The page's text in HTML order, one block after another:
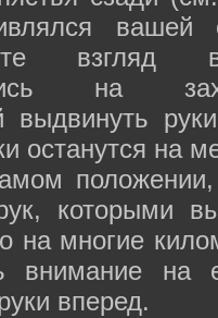
вашей
на
выдвинуть
останутся на
положении,
которыми
на многие
внимание на
вперед.